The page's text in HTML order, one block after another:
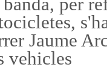
Jaume
vehicles